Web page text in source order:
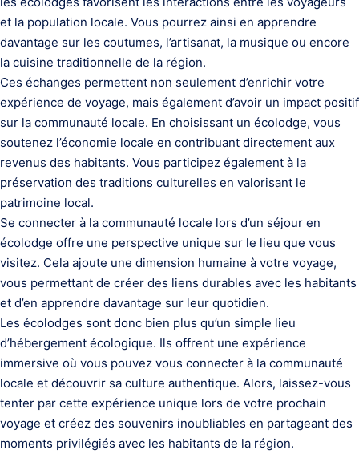
et la population locale. Vous pourrez ainsi en apprendre
davantage sur les coutumes, l’artisanat, la musique ou encore
la cuisine traditionnelle de la région.
Ces échanges permettent non seulement d’enrichir votre
expérience de voyage, mais également d’avoir un impact positif
sur la communauté locale. En choisissant un écolodge, vous
soutenez l’économie locale en contribuant directement aux
revenus des habitants. Vous participez également à la
préservation des traditions culturelles en valorisant le
patrimoine local.
Se connecter à la communauté locale lors d’un séjour en
écolodge offre une perspective unique sur le lieu que vous
visitez. Cela ajoute une dimension humaine à votre voyage,
vous permettant de créer des liens durables avec les habitants
et d’en apprendre davantage sur leur quotidien.
Les écolodges sont donc bien plus qu’un simple lieu
d’hébergement écologique. Ils offrent une expérience
immersive où vous pouvez vous connecter à la communauté
locale et découvrir sa culture authentique. Alors, laissez-vous
tenter par cette expérience unique lors de votre prochain
voyage et créez des souvenirs inoubliables en partageant des
moments privilégiés avec les habitants de la région.